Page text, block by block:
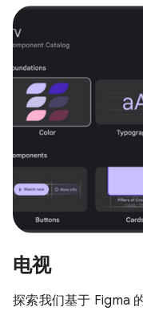
电视
探索我们基于 Figma